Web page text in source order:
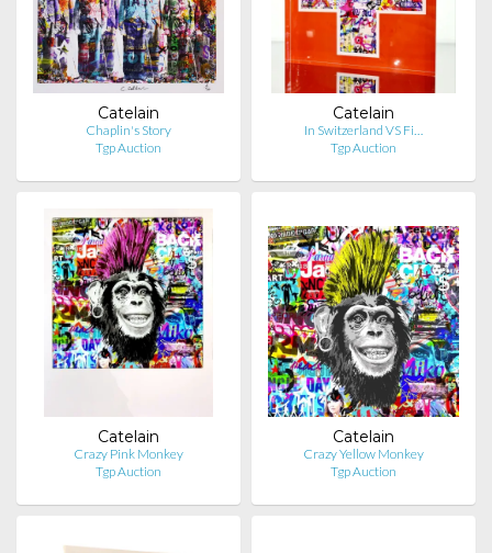
Catelain
Chaplin's Story
Tgp Auction
Catelain
In Switzerland VS Fi…
Tgp Auction
Catelain
Crazy Pink Monkey
Tgp Auction
Catelain
Crazy Yellow Monkey
Tgp Auction